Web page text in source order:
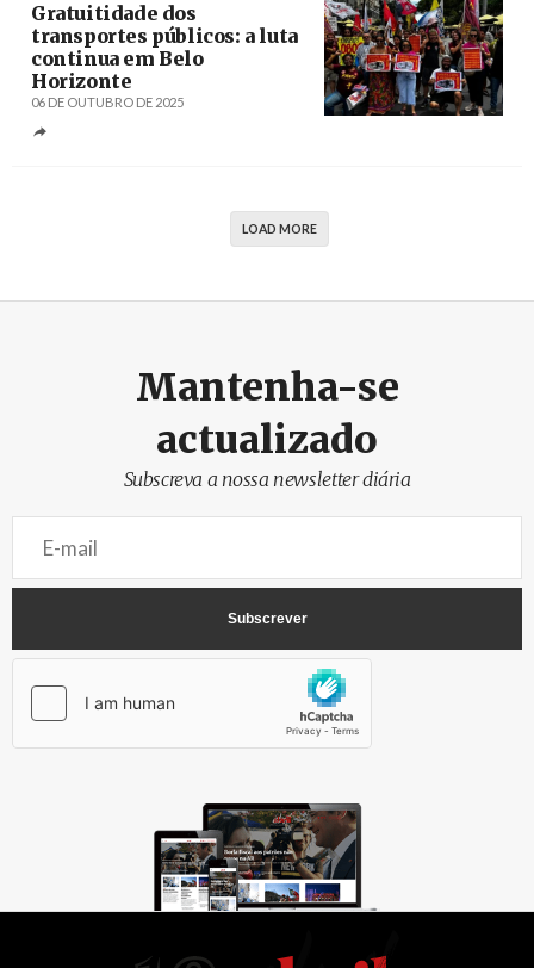
Gratuitidade dos
transportes públicos: a luta
continua em Belo
Horizonte
06 DE OUTUBRO DE 2025
LOAD MORE
Mantenha-se
actualizado
Subscreva a nossa newsletter diária